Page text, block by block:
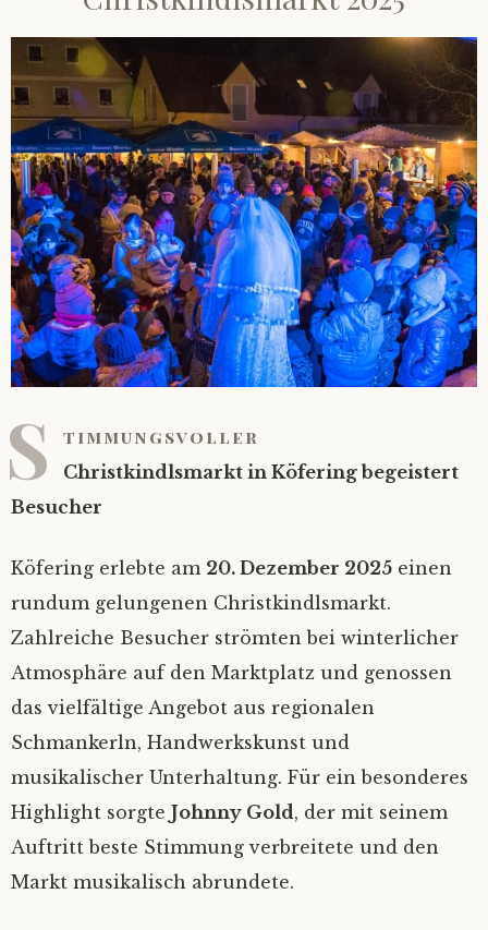
S timmungsvoller
Christkindlsmarkt in Köfering begeistert
Besucher
Köfering erlebte am 20. Dezember 2025 einen
rundum gelungenen Christkindlsmarkt.
Zahlreiche Besucher strömten bei winterlicher
Atmosphäre auf den Marktplatz und genossen
das vielfältige Angebot aus regionalen
Schmankerln, Handwerkskunst und
musikalischer Unterhaltung. Für ein besonderes
Highlight sorgte Johnny Gold, der mit seinem
Auftritt beste Stimmung verbreitete und den
Markt musikalisch abrundete.